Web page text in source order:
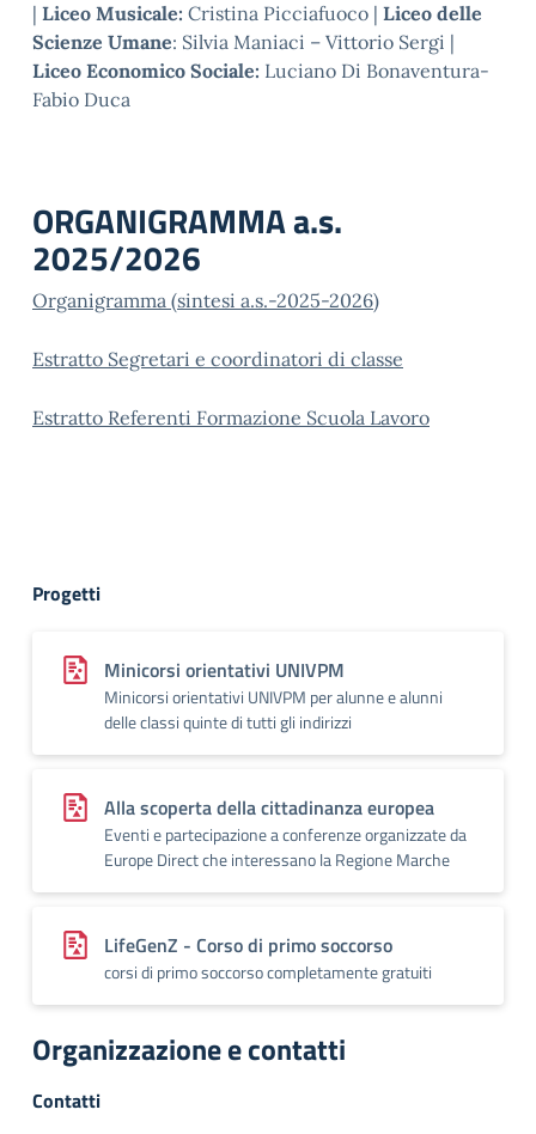
| Liceo Musicale: Cristina Picciafuoco | Liceo delle
Scienze Umane: Silvia Maniaci – Vittorio Sergi |
Liceo Economico Sociale: Luciano Di Bonaventura-
Fabio Duca
ORGANIGRAMMA a.s.
2025/2026
Organigramma (sintesi a.s.-2025-2026)
Estratto Segretari e coordinatori di classe
Estratto Referenti Formazione Scuola Lavoro
Progetti
Minicorsi orientativi UNIVPM
Minicorsi orientativi UNIVPM per alunne e alunni
delle classi quinte di tutti gli indirizzi
Alla scoperta della cittadinanza europea
Eventi e partecipazione a conferenze organizzate da
Europe Direct che interessano la Regione Marche
LifeGenZ - Corso di primo soccorso
corsi di primo soccorso completamente gratuiti
Organizzazione e contatti
Contatti